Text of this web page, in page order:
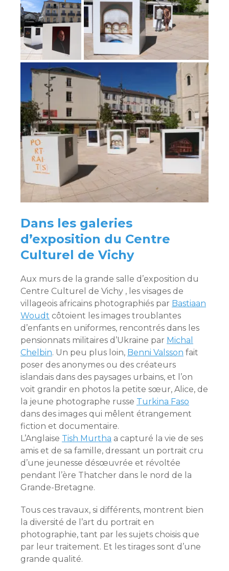
Dans les galeries
d’exposition du Centre
Culturel de Vichy
Aux murs de la grande salle d’exposition du
Centre Culturel de Vichy , les visages de
villageois africains photographiés par Bastiaan
Woudt côtoient les images troublantes
d’enfants en uniformes, rencontrés dans les
pensionnats militaires d’Ukraine par Michal
Chelbin. Un peu plus loin, Benni Valsson fait
poser des anonymes ou des créateurs
islandais dans des paysages urbains, et l’on
voit grandir en photos la petite sœur, Alice, de
la jeune photographe russe Turkina Faso
dans des images qui mêlent étrangement
fiction et documentaire.
L’Anglaise Tish Murtha a capturé la vie de ses
amis et de sa famille, dressant un portrait cru
d’une jeunesse désœuvrée et révoltée
pendant l’ère Thatcher dans le nord de la
Grande-Bretagne.
Tous ces travaux, si différents, montrent bien
la diversité de l’art du portrait en
photographie, tant par les sujets choisis que
par leur traitement. Et les tirages sont d’une
grande qualité.